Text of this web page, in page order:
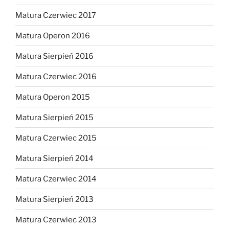
Matura Czerwiec 2017
Matura Operon 2016
Matura Sierpień 2016
Matura Czerwiec 2016
Matura Operon 2015
Matura Sierpień 2015
Matura Czerwiec 2015
Matura Sierpień 2014
Matura Czerwiec 2014
Matura Sierpień 2013
Matura Czerwiec 2013